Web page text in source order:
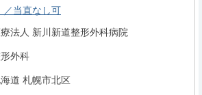
／当直なし可
法人 新川新道整形外科病院
外科
道 札幌市北区